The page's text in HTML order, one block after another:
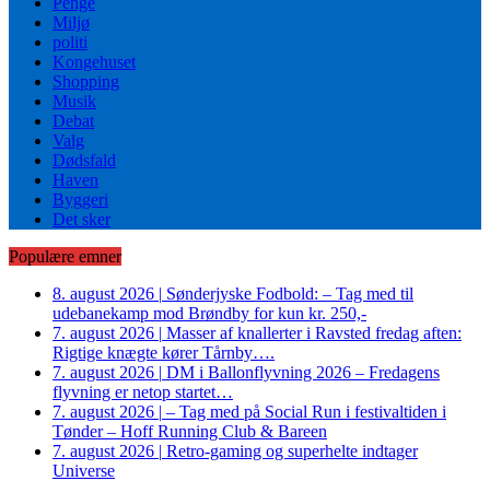
Miljø
politi
Kongehuset
Shopping
Musik
Debat
Valg
Dødsfald
Haven
Byggeri
Det sker
Populære emner
8. august 2026 | Sønderjyske Fodbold: – Tag med til
udebanekamp mod Brøndby for kun kr. 250,-
7. august 2026 | Masser af knallerter i Ravsted fredag aften:
Rigtige knægte kører Tårnby….
7. august 2026 | DM i Ballonflyvning 2026 – Fredagens
flyvning er netop startet…
7. august 2026 | – Tag med på Social Run i festivaltiden i
Tønder – Hoff Running Club & Bareen
7. august 2026 | Retro-gaming og superhelte indtager
Universe